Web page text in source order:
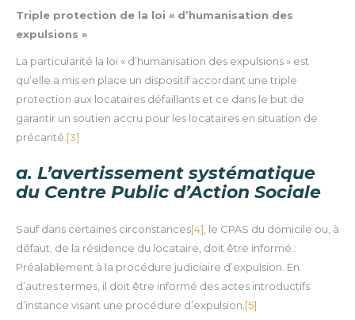
Triple protection de la loi « d’humanisation des
expulsions »
La particularité la loi « d’humanisation des expulsions » est
qu’elle a mis en place un dispositif accordant une triple
protection aux locataires défaillants et ce dans le but de
garantir un soutien accru pour les locataires en situation de
précarité. [3]
a. L’avertissement systématique
du Centre Public d’Action Sociale
Sauf dans certaines circonstances[4] , le CPAS du domicile ou, à
défaut, de la résidence du locataire, doit être informé :
Préalablement à la procédure judiciaire d’expulsion. En
d’autres termes, il doit être informé des actes introductifs
d’instance visant une procédure d’expulsion. [5]